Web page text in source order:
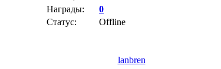
Награды:
0
Статус:
Offline
lanbren